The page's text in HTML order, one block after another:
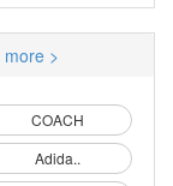
more >
COACH
Adida..